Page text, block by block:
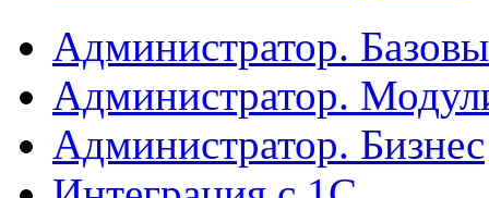
Администратор.
Администратор.
Администратор. Бизнес